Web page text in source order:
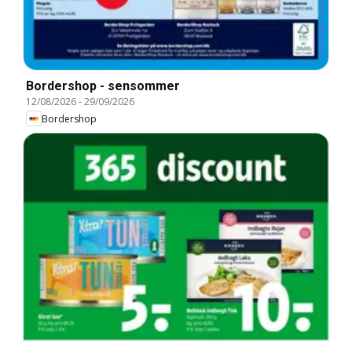
Bordershop - sensommer
12/08/2026-29/09/2026
Bordershop